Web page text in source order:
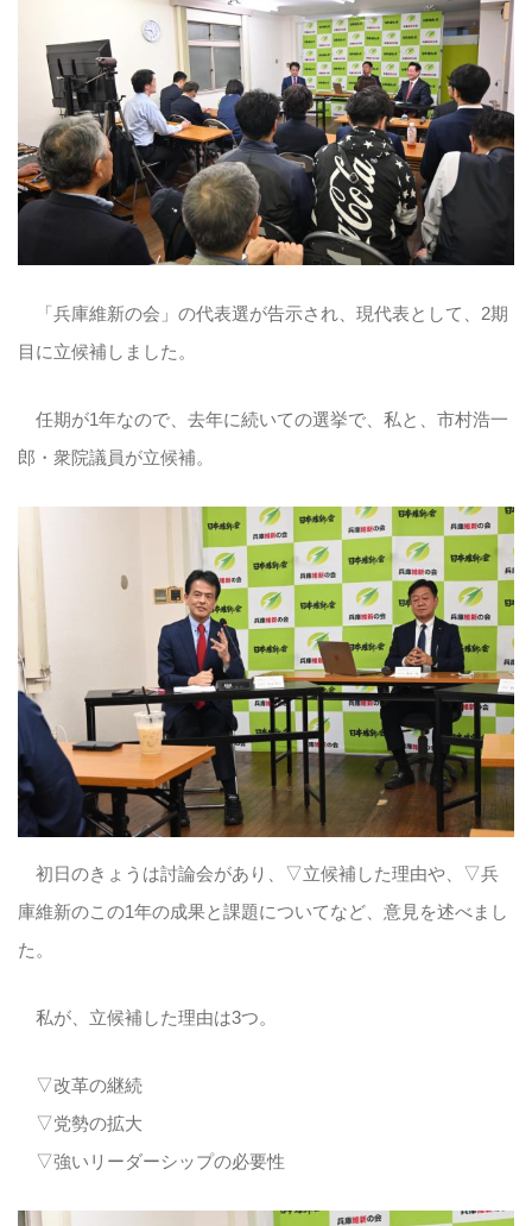
「兵庫維新の会」の代表選が告示され、現代表として、2期
目に立候補しました。
任期が1年なので、去年に続いての選挙で、私と、市村浩一
郎・衆院議員が立候補。
初日のきょうは討論会があり、▽立候補した理由や、▽兵
庫維新のこの1年の成果と課題についてなど、意見を述べまし
た。
私が、立候補した理由は3つ。
▽改革の継続
▽党勢の拡大
▽強いリーダーシップの必要性